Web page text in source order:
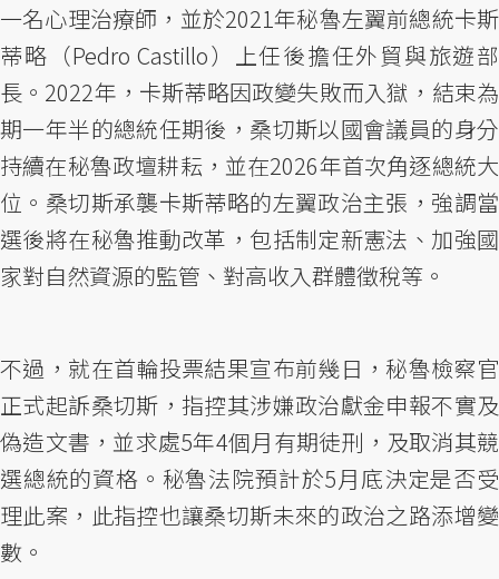
一名心理治療師，並於2021年秘魯左翼前總統卡斯
蒂略（Pedro Castillo）上任後擔任外貿與旅遊部
長。2022年，卡斯蒂略因政變失敗而入獄，結束為
期一年半的總統任期後，桑切斯以國會議員的身分
持續在秘魯政壇耕耘，並在2026年首次角逐總統大
位。桑切斯承襲卡斯蒂略的左翼政治主張，強調當
選後將在秘魯推動改革，包括制定新憲法、加強國
家對自然資源的監管、對高收入群體徵稅等。
不過，就在首輪投票結果宣布前幾日，秘魯檢察官
正式起訴桑切斯，指控其涉嫌政治獻金申報不實及
偽造文書，並求處5年4個月有期徒刑，及取消其競
選總統的資格。秘魯法院預計於5月底決定是否受
理此案，此指控也讓桑切斯未來的政治之路添增變
數。